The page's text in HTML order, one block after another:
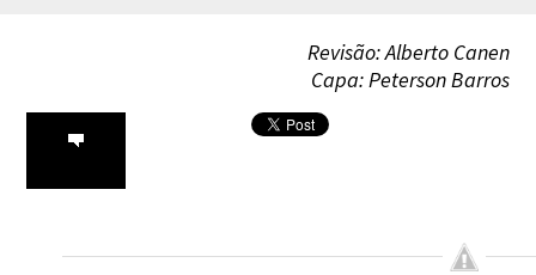
Revisão: Alberto Canen
Capa: Peterson Barros